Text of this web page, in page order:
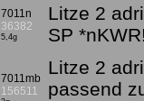
7011n
36382
5,4g
Litze 2
SP
7011mb
156511
Litze 2
passend